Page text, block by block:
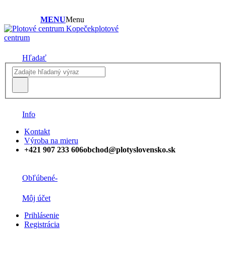
MENUMenu
plotové
centrum
Hľadať
Info
Kontakt
Výroba na mieru
+421 907 233 606obchod@plotyslovensko.sk
Obľúbené-
Môj účet
Prihlásenie
Registrácia